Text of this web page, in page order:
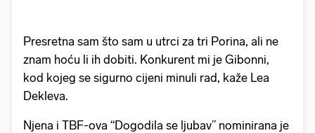
Presretna sam što sam u utrci za tri Porina, ali ne
znam hoću li ih dobiti. Konkurent mi je Gibonni,
kod kojeg se sigurno cijeni minuli rad, kaže Lea
Dekleva.
Njena i TBF-ova “Dogodila se ljubav” nominirana je